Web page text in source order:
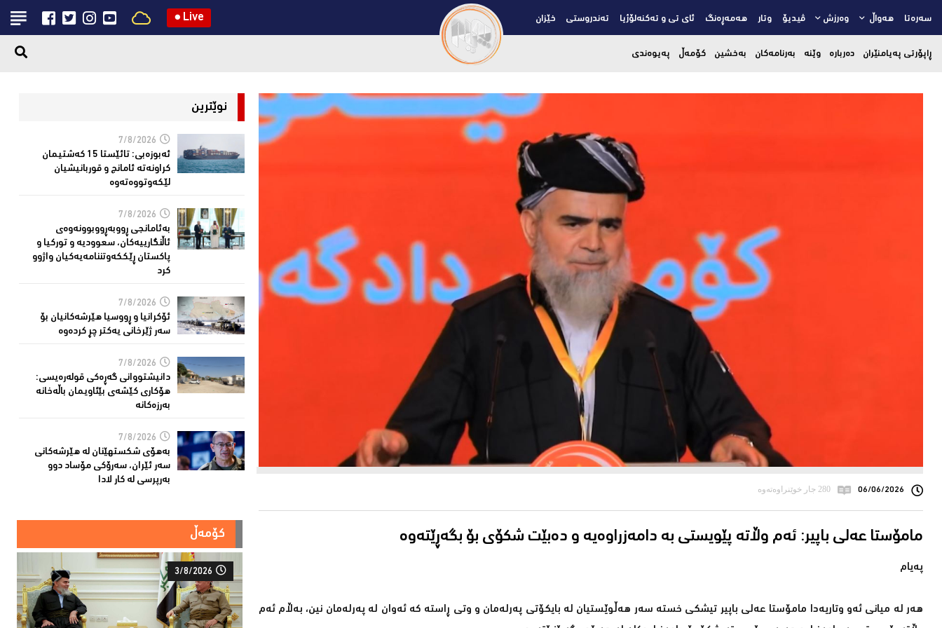
سەرەتا هەواڵ وەرزش ڤیدیۆ وتار هەمەڕەنگ ئای تی و تەکنەلۆژیا تەندروستی خێزان ● Live
ڕاپۆرتی پەیامنێران دەربارە وێنە بەرنامەکان بەخشین کۆمەڵ پەیوەندی
06/06/2026 280 جار خوێنراوەتەوە
مامۆستا عەلی باپیر: ئەم وڵاتە پێویستی بە دامەزراوەیە و دەبێت شكۆی بۆ بگەڕێتەوە
پەیام
هەر لە میانی ئەو وتاریەدا مامۆستا عەلی باپیر تیشكی خستە سەر هەڵوێستیان لە بایكۆتی پەرلەمان و وتی ڕاستە كە ئەوان لە پەرلەمان نین، بەڵام ئەم
نوێترین
7/8/2026
ئەبوزەبی: تائێستا 15 كەشتیمان
كراونەتە ئامانج و قوربانیشیان
لێكەوتووەتەوە
7/8/2026
بەئامانجی ڕووبەڕووبوونەوەی
ئاڵنگارییەكان، سعوودیە و توركیا و
پاكستان ڕێككەوتننامەیەکیان واژوو
كرد
7/8/2026
ئۆكرانیا و ڕووسیا هێرشەكانیان بۆ
سەر ژێرخانی یەكتر چڕ كردەوە
7/8/2026
دانیشتووانى گەڕەكی قولەرەیسی:
هۆکارى کێشەى بێئاویمان باڵەخانە
بەرزەكانە
7/8/2026
بەهۆى شکستهێنان لە هێرشەکانى
سەر ئێران، سەرۆكی مۆساد دوو
بەرپرسی لە كار لادا
کۆمەڵ
3/8/2026